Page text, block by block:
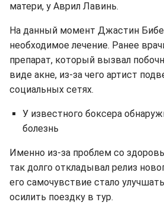
матери, у Аврил Лавинь.
На данный момент Джастин
необходимое лечение. Ранее
препарат, который вызвал
виде акне, из-за чего артист
социальных сетях.
У известного боксера
болезнь
Именно из-за проблем со
так долго откладывал релиз
его самочувствие стало
осилить поездку в тур.